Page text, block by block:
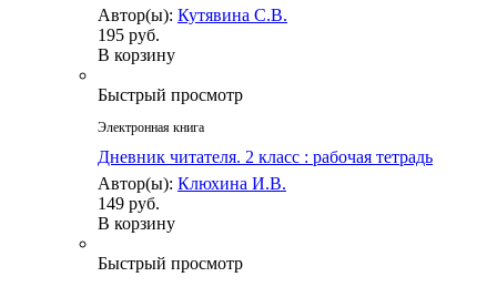
Автор(ы): Кутявина С.В.
195 руб.
В корзину
Быстрый просмотр
Электронная книга
Дневник читателя. 2 класс : рабочая тетрадь
Автор(ы): Клюхина И.В.
149 руб.
В корзину
Быстрый просмотр